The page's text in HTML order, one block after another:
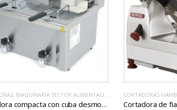
FIAMBRE,MAQUINARIA SECTOR ALIMENTACION
Cortadora de fiambre BERKEL GL30 AUTO
CORTADORAS